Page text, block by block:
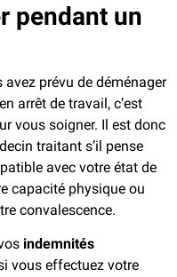
pendant un
prévu de déménager
arrêt de travail, c’est
vous soigner. Il est donc
traitant s’il pense
avec votre état de
capacité physique ou
convalescence.
indemnités
vous effectuez votre